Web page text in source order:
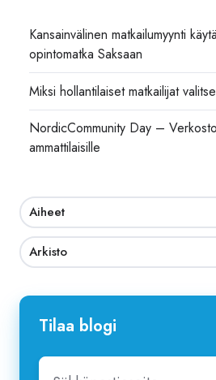
Kansainvälinen matkailumyynti
opintomatka Saksaan
Miksi hollantilaiset matkailijat
NordicCommunity Day –
ammattilaisille
Aiheet
Arkisto
Tilaa blogi
Sähköpostiosoite